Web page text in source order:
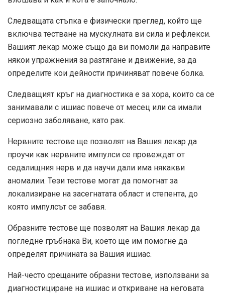
Следващата стъпка е физически преглед, който ще
включва тестване на мускулната ви сила и рефлекси.
Вашият лекар може също да ви помоли да направите
някои упражнения за разтягане и движение, за да
определите кои дейности причиняват повече болка.
Следващият кръг на диагностика е за хора, които са се
занимавали с ишиас повече от месец или са имали
сериозно заболяване, като рак.
Нервните тестове ще позволят на Вашия лекар да
проучи как нервните импулси се провеждат от
седалищния нерв и да научи дали има някакви
аномалии. Тези тестове могат да помогнат за
локализиране на засегнатата област и степента, до
която импулсът се забавя.
Образните тестове ще позволят на Вашия лекар да
погледне гръбнака Ви, което ще им помогне да
определят причината за Вашия ишиас.
Най-често срещаните образни тестове, използвани за
диагностициране на ишиас и откриване на неговата